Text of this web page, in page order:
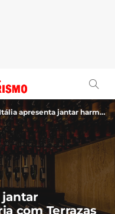
jantar harmonizado em parceria com Terrazas de los Andes
jantar
com Terrazas